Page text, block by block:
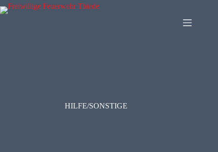
Zum
Inhalt
HILFE/SONSTIGE